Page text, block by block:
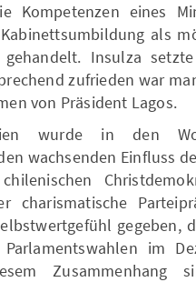
Kompetenzen eines
als
Insulza
zufrieden war
von Präsident Lagos.
wurde in den
wachsenden Einfluss
charismatische
gegeben,
im
Zusammenhang